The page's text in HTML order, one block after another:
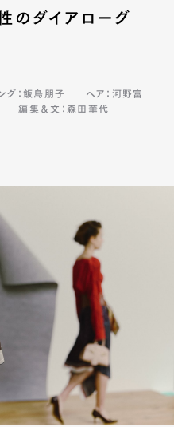
のダイアローグ
グ：飯島朋子
ヘア：河野富
編集＆文：森田華代